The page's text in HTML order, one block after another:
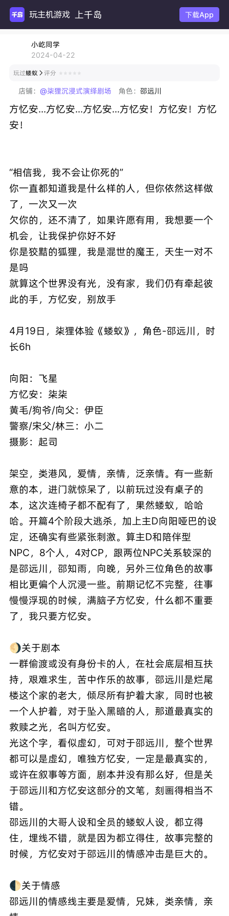
玩主机游戏 上千岛 下载App
小屹同学
2024-04-22
玩过蝼蚁  评分
店铺： @柒狸沉浸式演绎剧场 角色：邵远川
方忆安...方忆安...方忆安...方忆安！方忆安！方忆
安！
“相信我，我不会让你死的”
你一直都知道我是什么样的人，但你依然这样做
了，一次又一次
欠你的，还不清了，如果许愿有用，我想要一个
机会，让我保护你好不好
你是狡黠的狐狸，我是混世的魔王，天生一对不
是吗
就算这个世界没有光，没有家，我们仍有牵起彼
此的手，方忆安，别放手
4月19日，柒狸体验《蝼蚁》，角色-邵远川，时
长6h
向阳：飞星
方忆安：柒柒
黄毛/狗爷/向父：伊臣
警察/宋父/林三：小二
摄影：起司
架空，类港风，爱情，亲情，泛亲情。有一些新
意的本，进门就惊呆了，以前玩过没有桌子的
本，这次连椅子都不配有了，果然蝼蚁，哈哈
哈。开篇4个阶段大逃杀，加上主D向阳哑巴的设
定，还确实有些紧张刺激。算主D和陪伴型
NPC，8个人，4对CP，跟两位NPC关系较深的
是邵远川，邵知雨，向晚，另外三位角色的故事
相比更偏个人沉浸一些。前期记忆不完整，往事
慢慢浮现的时候，满脑子方忆安，什么都不重要
了，我只要方忆安。
🌖关于剧本
一群偷渡或没有身份卡的人，在社会底层相互扶
持，艰难求生，苦中作乐的故事，邵远川是烂尾
楼这个家的老大，倾尽所有护着大家，同时也被
一个人护着，对于坠入黑暗的人，那道最真实的
救赎之光，名叫方忆安。
光这个字，看似虚幻，可对于邵远川，整个世界
都可以是虚幻，唯独方忆安，一定是最真实的，
或许在叙事等方面，剧本并没有那么好，但是关
于邵远川和方忆安这部分的文笔，刻画得相当不
错。
邵远川的大哥人设和全员的蝼蚁人设，都立得
住，埋线不错，就是因为都立得住，故事完整的
时候，方忆安对于邵远川的情感冲击是巨大的。
🌓关于情感
邵远川的情感线主要是爱情，兄妹，类亲情，亲